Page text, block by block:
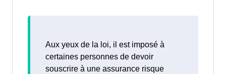
Aux yeux de la loi, il est imposé à
certaines personnes de devoir
souscrire à une assurance risque